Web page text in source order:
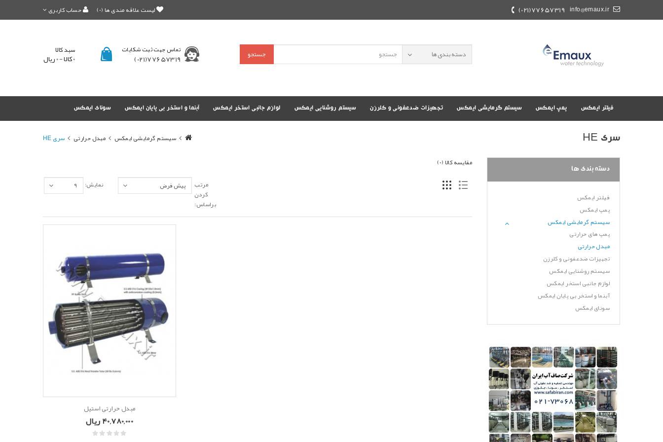
77657319(021) info@emaux.ir لیست علاقه مندی ها (0) حساب کاربری
جستجو سبد کالا
0 کالا - 0 ریال
تماس جهت ثبت شکایات
77657319(021)
فیلتر ایمکس پمپ ایمکس سیستم گرمایشی ایمکس تجهیزات ضدعفونی و کلرزن سیستم روشنایی ایمکس لوازم جانبی استخر ایمکس آبنما و استخر بی پایان ایمکس سونای ایمکس
سری HE سیستم گرمایشی ایمکس مبدل حرارتی سری HE
دسته بندی ها
فیلتر ایمکس
پمپ ایمکس
سیستم گرمایشی ایمکس
پمپ های حرارتی
مبدل حرارتی
تجهیزات ضدعفونی و کلرزن
سیستم روشنایی ایمکس
لوازم جانبی استخر ایمکس
آبنما و استخر بی پایان ایمکس
سونای ایمکس
مقایسه کالا (0)
نمایش:
مرتب
کردن
براساس:
مبدل حرارتی استیل
40,780,000 ریال